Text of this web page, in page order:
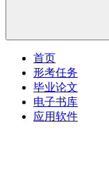
首页
形考任务
毕业论文
电子书库
应用软件